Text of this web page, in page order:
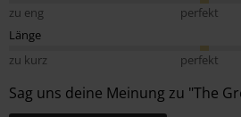
zu eng
perfekt
Länge
zu kurz
perfekt
Sag uns deine Meinung zu "The